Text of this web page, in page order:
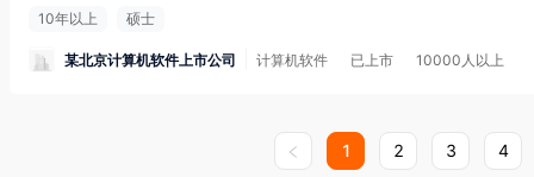
10年以上 硕士
某北京计算机软件上市公司 计算机软件 已上市 10000人以上
1 2 3 4